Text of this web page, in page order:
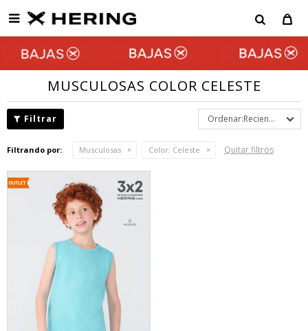

MUSCULOSAS COLOR CELESTE
Recientes
Filtrando por: Musculosas Color: Celeste Quitar filtros